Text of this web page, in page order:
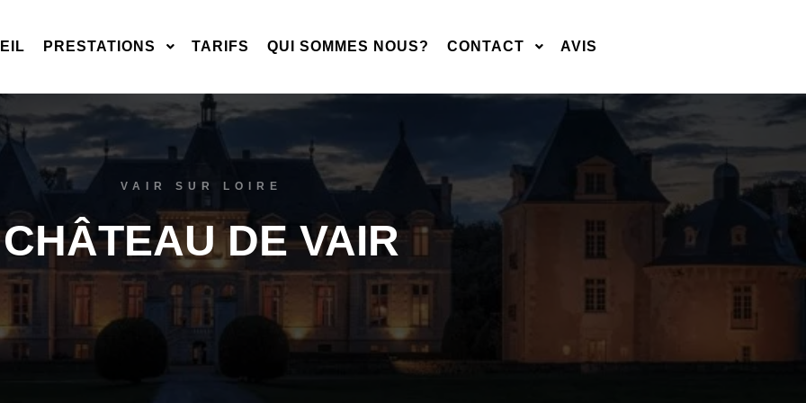
PRESTATIONS TARIFS QUI SOMMES NOUS? CONTACT AVIS
VAIR SUR LOIRE
CHÂTEAU DE VAIR